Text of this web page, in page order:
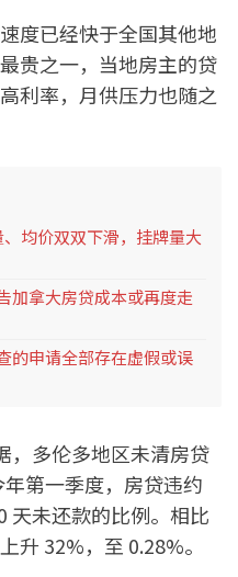
度已经快于全国其他地
贵之一，当地房主的贷
利率，月供压力也随之
均价双双下滑，挂牌量大
加拿大房贷成本或再度走
的申请全部存在虚假或误
，多伦多地区未清房贷
第一季度，房贷违约
天未还款的比例。相比
升 32%，至 0.28%。